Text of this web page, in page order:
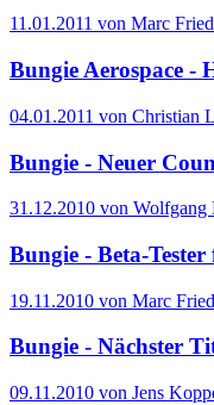
11.01.2011 von Marc
Bungie Aerospace -
04.01.2011 von Christian
Bungie - Neuer
31.12.2010 von Wolfgang
Bungie - Beta-
19.11.2010 von Marc
Bungie - Nächster
09.11.2010 von Jens